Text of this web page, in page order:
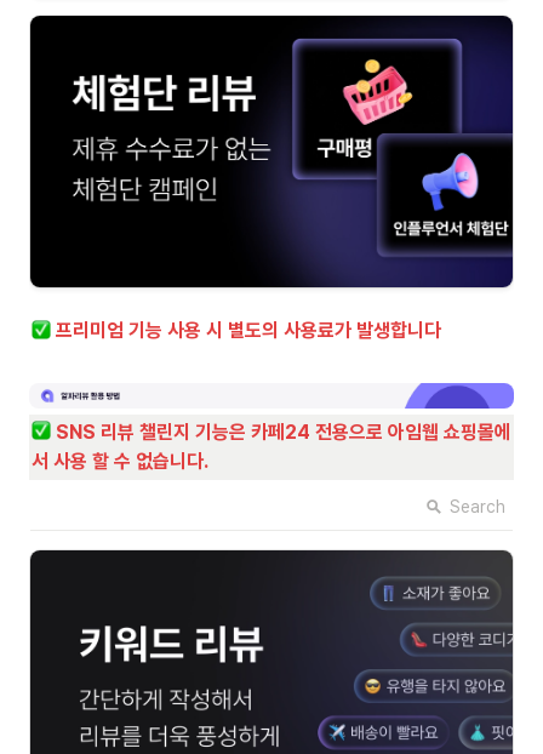
프리미엄 기능 사용 시 별도의 사용료가 발생합니다
SNS 리뷰 챌린지 기능은 카페24 전용으로 아임웹 쇼핑몰에
서 사용 할 수 없습니다.
Search